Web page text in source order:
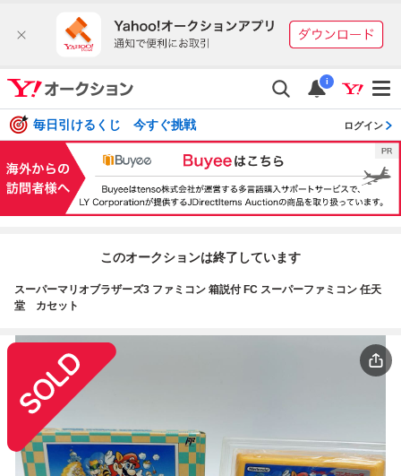
i
毎日引けるくじ 今すぐ挑戦 ログイン
このオークションは終了しています
スーパーマリオブラザーズ3 ファミコン 箱説付 FC スーパーファミコン 任天
堂 カセット